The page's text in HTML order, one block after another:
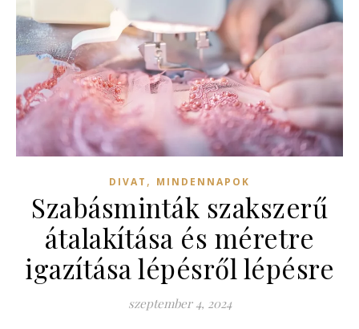
DIVAT , MINDENNAPOK
Szabásminták szakszerű
átalakítása és méretre
igazítása lépésről lépésre
szeptember 4, 2024